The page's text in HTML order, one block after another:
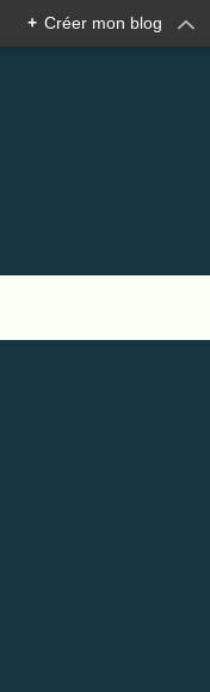
+ Créer mon blog